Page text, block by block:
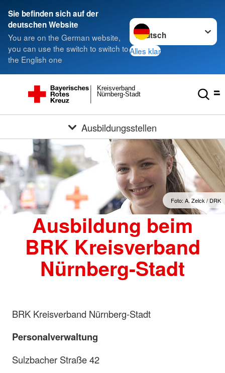
Sie befinden sich auf der
deutschen Website
You are on the German website,
you can use the switch to switch to
the English one
Sprache wechseln zu
Alles klar
Nürnberg-Stadt
Kreisverband
Ausbildungsstellen
Foto: A. Zelck / DRK
Ausbildung beim
BRK Kreisverband
Nürnberg-Stadt
BRK Kreisverband Nürnberg-Stadt
Personalverwaltung
Sulzbacher Straße 42